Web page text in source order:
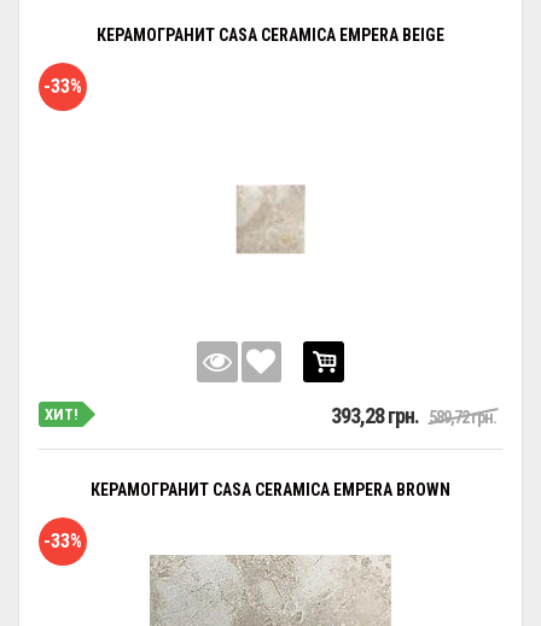
КЕРАМОГРАНИТ CASA CERAMICA EMPERA BEIGE
-33%
ХИТ! 393,28 грн. 589,72 грн.
КЕРАМОГРАНИТ CASA CERAMICA EMPERA BROWN
-33%